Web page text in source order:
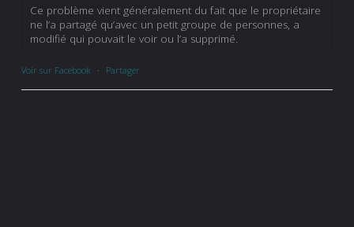
Ce problème vient généralement du fait que le propriétaire
ne l’a partagé qu’avec un petit groupe de personnes, a
modifié qui pouvait le voir ou l’a supprimé.
Voir sur Facebook · Partager